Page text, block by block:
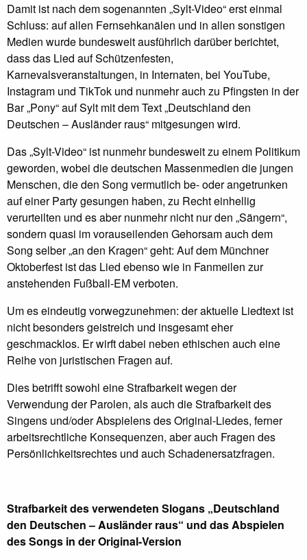
Damit ist nach dem sogenannten „Sylt-Video“ erst einmal
Schluss: auf allen Fernsehkanälen und in allen sonstigen
Medien wurde bundesweit ausführlich darüber berichtet,
dass das Lied auf Schützenfesten,
Karnevalsveranstaltungen, in Internaten, bei YouTube,
Instagram und TikTok und nunmehr auch zu Pfingsten in der
Bar „Pony“ auf Sylt mit dem Text „Deutschland den
Deutschen – Ausländer raus“ mitgesungen wird.
Das „Sylt-Video“ ist nunmehr bundesweit zu einem Politikum
geworden, wobei die deutschen Massenmedien die jungen
Menschen, die den Song vermutlich be- oder angetrunken
auf einer Party gesungen haben, zu Recht einhellig
verurteilten und es aber nunmehr nicht nur den „Sängern“,
sondern quasi im vorauseilenden Gehorsam auch dem
Song selber „an den Kragen“ geht: Auf dem Münchner
Oktoberfest ist das Lied ebenso wie in Fanmeilen zur
anstehenden Fußball-EM verboten.
Um es eindeutig vorwegzunehmen: der aktuelle Liedtext ist
nicht besonders geistreich und insgesamt eher
geschmacklos. Er wirft dabei neben ethischen auch eine
Reihe von juristischen Fragen auf.
Dies betrifft sowohl eine Strafbarkeit wegen der
Verwendung der Parolen, als auch die Strafbarkeit des
Singens und/oder Abspielens des Original-Liedes, ferner
arbeitsrechtliche Konsequenzen, aber auch Fragen des
Persönlichkeitsrechtes und auch Schadenersatzfragen.
Strafbarkeit des verwendeten Slogans „Deutschland
den Deutschen – Ausländer raus“ und das Abspielen
des Songs in der Original-Version